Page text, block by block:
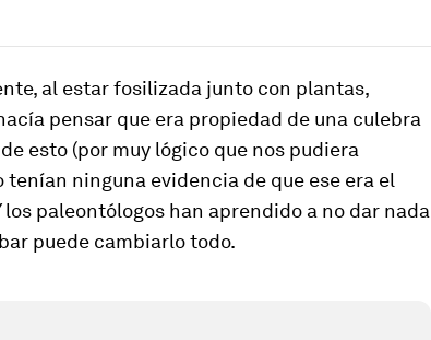
al estar fosilizada junto con plantas,
pensar que era propiedad de una culebra
esto (por muy lógico que nos pudiera
ninguna evidencia de que ese era el
paleontólogos han aprendido a no dar nada
puede cambiarlo todo.